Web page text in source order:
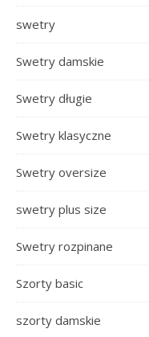
swetry
Swetry damskie
Swetry długie
Swetry klasyczne
Swetry oversize
swetry plus size
Swetry rozpinane
Szorty basic
szorty damskie